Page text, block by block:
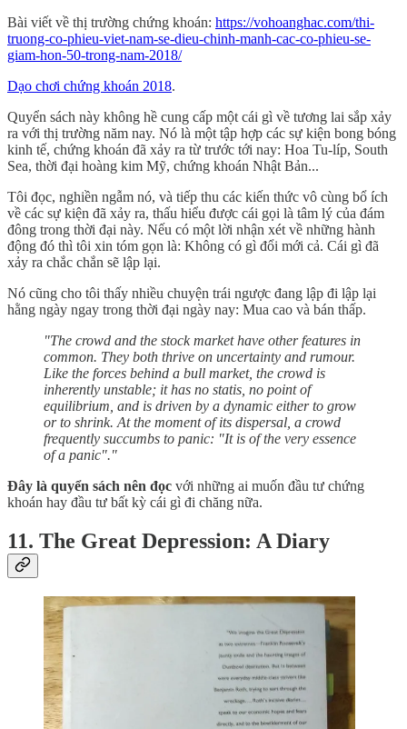
Bài viết về thị trường chứng khoán: https://vohoanghac.com/thi-
truong-co-phieu-viet-nam-se-dieu-chinh-manh-cac-co-phieu-se-
giam-hon-50-trong-nam-2018/
Dạo chơi chứng khoán 2018.
Quyển sách này không hề cung cấp một cái gì về tương lai sắp xảy
ra với thị trường năm nay. Nó là một tập hợp các sự kiện bong bóng
kinh tế, chứng khoán đã xảy ra từ trước tới nay: Hoa Tu-líp, South
Sea, thời đại hoàng kim Mỹ, chứng khoán Nhật Bản...
Tôi đọc, nghiền ngẫm nó, và tiếp thu các kiến thức vô cùng bổ ích
về các sự kiện đã xảy ra, thấu hiểu được cái gọi là tâm lý của đám
đông trong thời đại này. Nếu có một lời nhận xét về những hành
động đó thì tôi xin tóm gọn là: Không có gì đổi mới cả. Cái gì đã
xảy ra chắc chắn sẽ lập lại.
Nó cũng cho tôi thấy nhiều chuyện trái ngược đang lập đi lập lại
hằng ngày ngay trong thời đại ngày nay: Mua cao và bán thấp.
"The crowd and the stock market have other features in
common. They both thrive on uncertainty and rumour.
Like the forces behind a bull market, the crowd is
inherently unstable; it has no statis, no point of
equilibrium, and is driven by a dynamic either to grow
or to shrink. At the moment of its dispersal, a crowd
frequently succumbs to panic: "It is of the very essence
of a panic"."
Đây là quyển sách nên đọc với những ai muốn đầu tư chứng
khoán hay đầu tư bất kỳ cái gì đi chăng nữa.
11. The Great Depression: A Diary